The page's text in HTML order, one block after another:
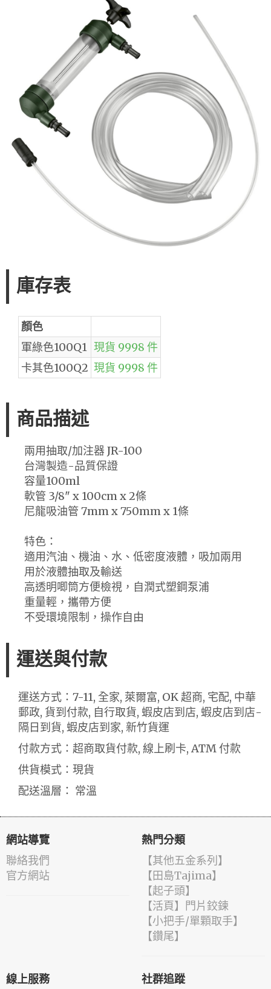
庫存表
顏色
軍綠色100Q1 現貨 9998 件
卡其色100Q2 現貨 9998 件
商品描述
兩用抽取/加注器 JR-100
台灣製造-品質保證
容量100ml
軟管 3/8" x 100cm x 2條
尼龍吸油管 7mm x 750mm x 1條
特色：
適用汽油、機油、水、低密度液體，吸加兩用
用於液體抽取及輸送
高透明唧筒方便檢視，自潤式塑鋼泵浦
重量輕，攜帶方便
不受環境限制，操作自由
運送與付款
運送方式：7-11, 全家, 萊爾富, OK 超商, 宅配, 中華
郵政, 貨到付款, 自行取貨, 蝦皮店到店, 蝦皮店到店-
隔日到貨, 蝦皮店到家, 新竹貨運
付款方式：超商取貨付款, 線上刷卡, ATM 付款
供貨模式：現貨
配送溫層： 常溫
網站導覽
聯絡我們
官方網站
熱門分類
【其他五金系列】
【田島Tajima】
【起子頭】
【活頁】門片鉸鍊
【小把手/單顆取手】
【鑽尾】
線上服務 社群追蹤